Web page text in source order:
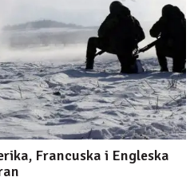
Francuska i Engleska